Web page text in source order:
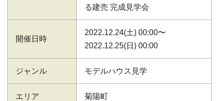
る建売 完成見学会
開催日時
2022.12.24(土) 00:00〜
2022.12.25(日) 00:00
ジャンル モデルハウス見学
エリア 菊陽町